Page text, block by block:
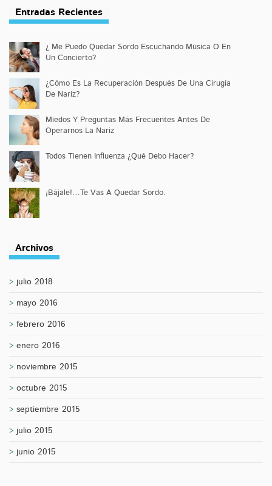
Entradas Recientes
¿ Me Puedo Quedar Sordo Escuchando Música O En
Un Concierto?
¿Cómo Es La Recuperación Después De Una Cirugía
De Nariz?
Miedos Y Preguntas Más Frecuentes Antes De
Operarnos La Nariz
Todos Tienen Influenza ¿Qué Debo Hacer?
¡Bájale!…Te Vas A Quedar Sordo.
Archivos
julio 2018
mayo 2016
febrero 2016
enero 2016
noviembre 2015
octubre 2015
septiembre 2015
julio 2015
junio 2015